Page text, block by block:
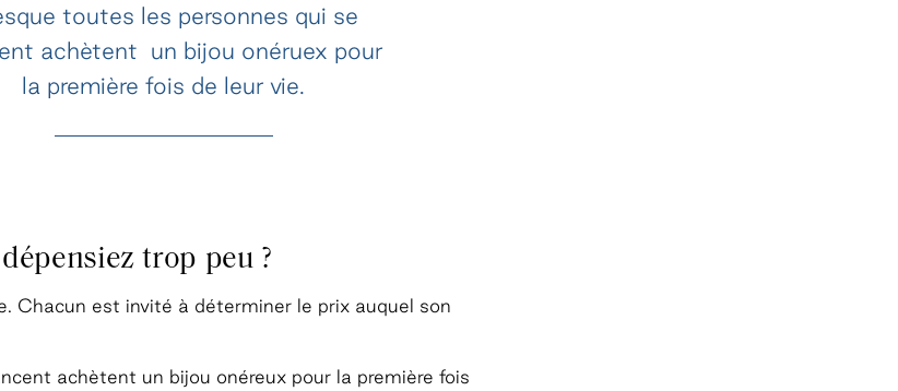
toutes les personnes qui se
achètent un bijou onéruex pour
la première fois de leur vie.
trop peu ?
Chacun est invité à déterminer le prix auquel son
achètent un bijou onéreux pour la première fois